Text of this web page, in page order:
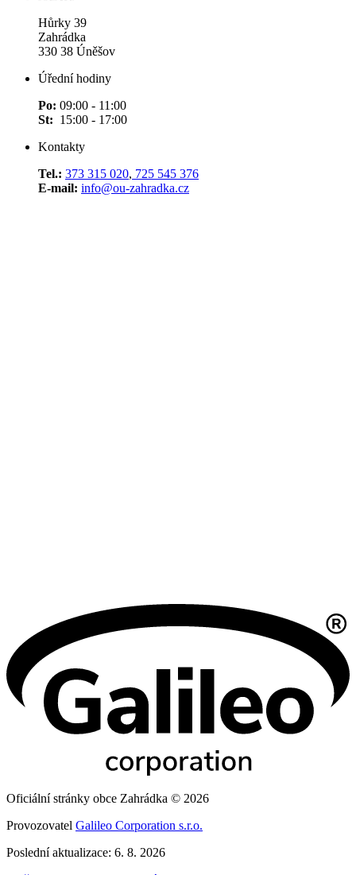
Hůrky 39
Zahrádka
330 38 Úněšov
Úřední hodiny
Po: 09:00 - 11:00
St: 15:00 - 17:00
Kontakty
Tel.: 373 315 020, 725 545 376
E-mail: info@ou-zahradka.cz
Oficiální stránky obce Zahrádka © 2026
Provozovatel Galileo Corporation s.r.o.
Poslední aktualizace: 6. 8. 2026